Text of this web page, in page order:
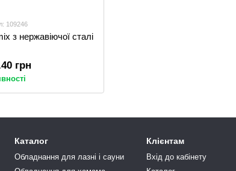
109246
з нержавіючої сталі
грн
Каталог
Обладнання для лазні і сауни
Клієнтам
Вхід до кабінету